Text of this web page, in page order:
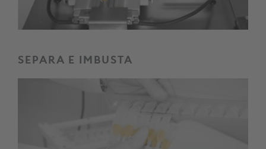
SEPARA E IMBUSTA